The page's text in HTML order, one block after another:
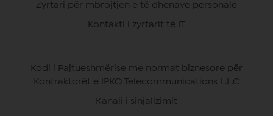
Zyrtari për mbrojtjen e të dhenave personale
Kontakti i zyrtarit të IT
Kodi i Pajtueshmërise me normat biznesore për
Kontraktorët e IPKO Telecommunications L.L.C
Kanali i sinjalizimit